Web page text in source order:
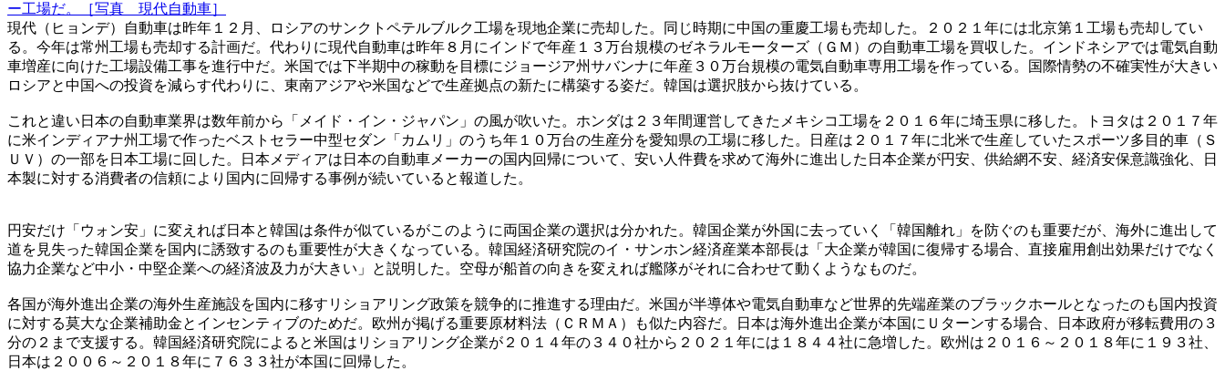
ー工場だ。［写真 現代自動車］
現代（ヒョンデ）自動車は昨年１２月、ロシアのサンクトペテルブルク工場を現地企業に売却した。同じ時期に中国の重慶工場も売却した。２０２１年には北京第１工場も売却してい
る。今年は常州工場も売却する計画だ。代わりに現代自動車は昨年８月にインドで年産１３万台規模のゼネラルモーターズ（ＧＭ）の自動車工場を買収した。インドネシアでは電気自動
車増産に向けた工場設備工事を進行中だ。米国では下半期中の稼動を目標にジョージア州サバンナに年産３０万台規模の電気自動車専用工場を作っている。国際情勢の不確実性が大きい
ロシアと中国への投資を減らす代わりに、東南アジアや米国などで生産拠点の新たに構築する姿だ。韓国は選択肢から抜けている。
これと違い日本の自動車業界は数年前から「メイド・イン・ジャパン」の風が吹いた。ホンダは２３年間運営してきたメキシコ工場を２０１６年に埼玉県に移した。トヨタは２０１７年
に米インディアナ州工場で作ったベストセラー中型セダン「カムリ」のうち年１０万台の生産分を愛知県の工場に移した。日産は２０１７年に北米で生産していたスポーツ多目的車（Ｓ
ＵＶ）の一部を日本工場に回した。日本メディアは日本の自動車メーカーの国内回帰について、安い人件費を求めて海外に進出した日本企業が円安、供給網不安、経済安保意識強化、日
本製に対する消費者の信頼により国内に回帰する事例が続いていると報道した。
円安だけ「ウォン安」に変えれば日本と韓国は条件が似ているがこのように両国企業の選択は分かれた。韓国企業が外国に去っていく「韓国離れ」を防ぐのも重要だが、海外に進出して
道を見失った韓国企業を国内に誘致するのも重要性が大きくなっている。韓国経済研究院のイ・サンホン経済産業本部長は「大企業が韓国に復帰する場合、直接雇用創出効果だけでなく
協力企業など中小・中堅企業への経済波及力が大きい」と説明した。空母が船首の向きを変えれば艦隊がそれに合わせて動くようなものだ。
各国が海外進出企業の海外生産施設を国内に移すリショアリング政策を競争的に推進する理由だ。米国が半導体や電気自動車など世界的先端産業のブラックホールとなったのも国内投資
に対する莫大な企業補助金とインセンティブのためだ。欧州が掲げる重要原材料法（ＣＲＭＡ）も似た内容だ。日本は海外進出企業が本国にＵターンする場合、日本政府が移転費用の３
分の２まで支援する。韓国経済研究院によると米国はリショアリング企業が２０１４年の３４０社から２０２１年には１８４４社に急増した。欧州は２０１６～２０１８年に１９３社、
日本は２００６～２０１８年に７６３３社が本国に回帰した。